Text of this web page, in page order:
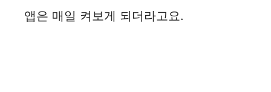
앱은 매일 켜보게 되더라고요.